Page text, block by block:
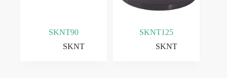
SKNT90
SKNT
SKNT125
SKNT